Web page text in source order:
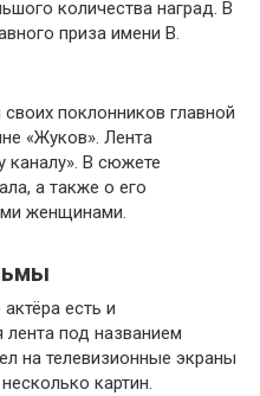
количества наград. В
приза имени В.
поклонников главной
«Жуков». Лента
каналу». В сюжете
а также о его
женщинами.
есть и
под названием
на телевизионные экраны
картин.